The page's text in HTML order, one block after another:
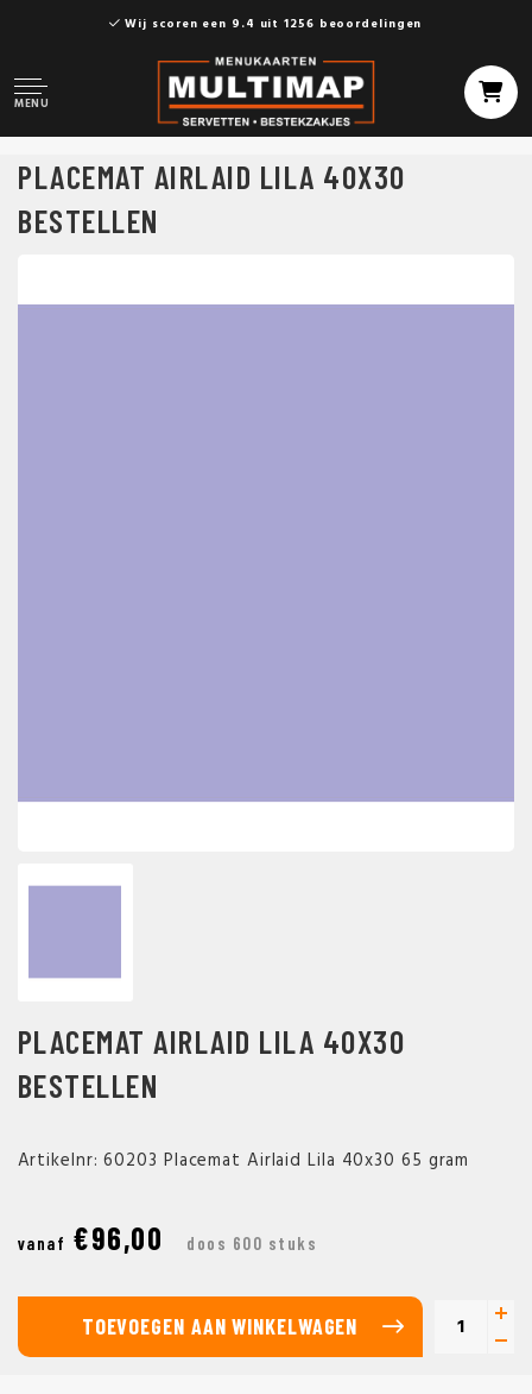
Wij scoren een 9.4 uit 1256 beoordelingen
MENU
PLACEMAT AIRLAID LILA 40X30
BESTELLEN
PLACEMAT AIRLAID LILA 40X30
BESTELLEN
Artikelnr: 60203 Placemat Airlaid Lila 40x30 65 gram
vanaf €96,00 doos 600 stuks
TOEVOEGEN AAN WINKELWAGEN